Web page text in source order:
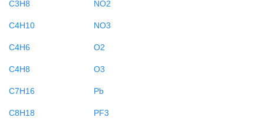
C3H8
C4H10
C4H6
C4H8
C7H16
C8H18
NO2
NO3
O2
O3
Pb
PF3